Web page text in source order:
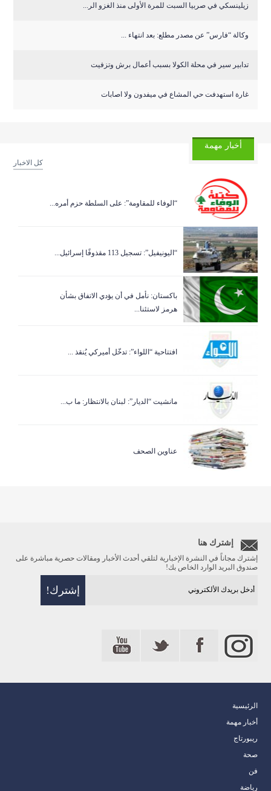
زيلينسكي في صربيا السبت للمرة الأولى منذ الغزو الر...
وكالة “فارس” عن مصدر مطلع: بعد انتهاء ...
تدابير سير في محلة الكولا بسبب أعمال برش وتزفيت
غارة استهدفت حي المشاع في ميفدون ولا اصابات
أخبار مهمة
كل الاخبار
“الوفاء للمقاومة”: على السلطة حزم أمره...
“اليونيفيل”: تسجيل 113 مقذوفًا إسرائيل...
باكستان: نأمل في أن يؤدي الاتفاق بشأن
هرمز لاستئنا...
افتتاحية “اللواء”: تدخّل أميركي يُنقذ ...
مانشيت “الديار”: لبنان بالانتظار: ما ب...
عناوين الصحف
إشترك هنا
إشترك مجاناً في النشرة الإخبارية لتلقي أحدث الأخبار ومقالات حصرية مباشرة على
صندوق البريد الوارد الخاص بك!
الرئيسية
أخبار مهمة
ريبورتاج
صحة
فن
رياضة